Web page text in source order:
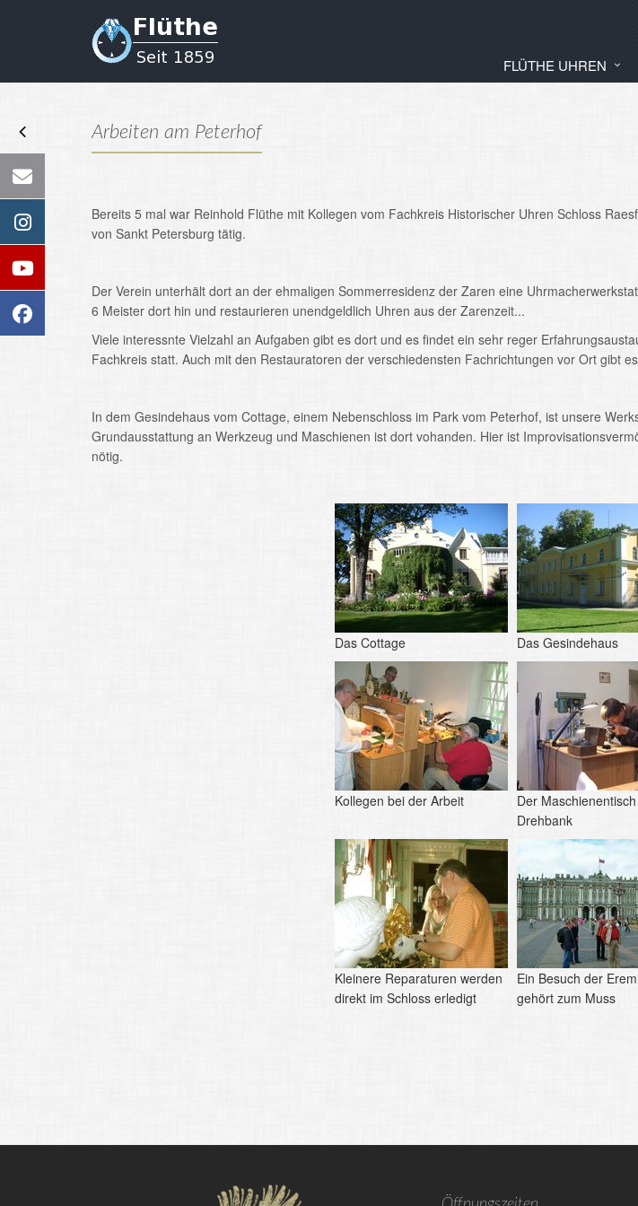
FLÜTHE UHREN
Arbeiten am Peterhof
Bereits 5 mal war Reinhold Flüthe mit Kollegen vom Fachkreis Historischer Uhren Schloss
von Sankt Petersburg tätig.
Der Verein unterhält dort an der ehmaligen Sommerresidenz der Zaren eine
6 Meister dort hin und restaurieren unendgeldlich Uhren aus der Zarenzeit...
Viele interessnte Vielzahl an Aufgaben gibt es dort und es findet ein sehr reger
Fachkreis statt. Auch mit den Restauratoren der verschiedensten Fachrichtungen vor Ort gibt
In dem Gesindehaus vom Cottage, einem Nebenschloss im Park vom Peterhof, ist unsere
Grundausstattung an Werkzeug und Maschienen ist dort vohanden. Hier ist
nötig.
Das Cottage Das Gesindehaus
Kollegen bei der Arbeit
Der
Drehbank
Kleinere Reparaturen werden
direkt im Schloss erledigt
Ein Besuch der
gehört zum Muss